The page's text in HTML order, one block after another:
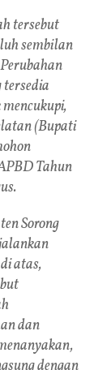
tersebut
sembilan
(Bupati
Tahun
Sorong
atas,
dan